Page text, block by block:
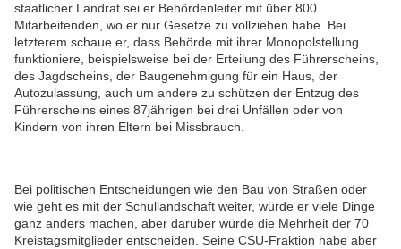
staatlicher Landrat sei er Behördenleiter mit über 800
Mitarbeitenden, wo er nur Gesetze zu vollziehen habe. Bei
letzterem schaue er, dass Behörde mit ihrer Monopolstellung
funktioniere, beispielsweise bei der Erteilung des Führerscheins,
des Jagdscheins, der Baugenehmigung für ein Haus, der
Autozulassung, auch um andere zu schützen der Entzug des
Führerscheins eines 87jährigen bei drei Unfällen oder von
Kindern von ihren Eltern bei Missbrauch.
Bei politischen Entscheidungen wie den Bau von Straßen oder
wie geht es mit der Schullandschaft weiter, würde er viele Dinge
ganz anders machen, aber darüber würde die Mehrheit der 70
Kreistagsmitglieder entscheiden. Seine CSU-Fraktion habe aber